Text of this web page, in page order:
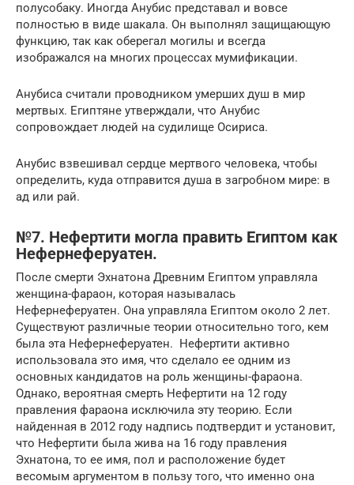
полусобаку. Иногда Анубис представал и вовсе
полностью в виде шакала. Он выполнял защищающую
функцию, так как оберегал могилы и всегда
изображался на многих процессах мумификации.
Анубиса считали проводником умерших душ в мир
мертвых. Египтяне утверждали, что Анубис
сопровождает людей на судилище Осириса.
Анубис взвешивал сердце мертвого человека, чтобы
определить, куда отправится душа в загробном мире: в
ад или рай.
№7. Нефертити могла править Египтом как
Нефернеферуатен.
После смерти Эхнатона Древним Египтом управляла
женщина-фараон, которая называлась
Нефернеферуатен. Она управляла Египтом около 2 лет.
Существуют различные теории относительно того, кем
была эта Нефернеферуатен. Нефертити активно
использовала это имя, что сделало ее одним из
основных кандидатов на роль женщины-фараона.
Однако, вероятная смерть Нефертити на 12 году
правления фараона исключила эту теорию. Если
найденная в 2012 году надпись подтвердит и установит,
что Нефертити была жива на 16 году правления
Эхнатона, то ее имя, пол и расположение будет
весомым аргументом в пользу того, что именно она